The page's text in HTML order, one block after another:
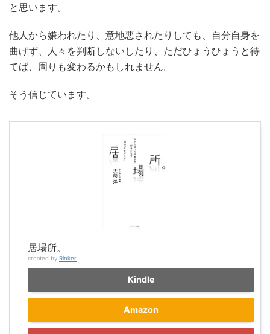
と思います。
他人から嫌われたり、意地悪されたりしても、自分自身を
曲げず、人々を判断しないしたり、ただひょうひょうと待
てば、周りも変わるかもしれません。
そう信じています。
居場所。
created by Rinker
Kindle
Amazon